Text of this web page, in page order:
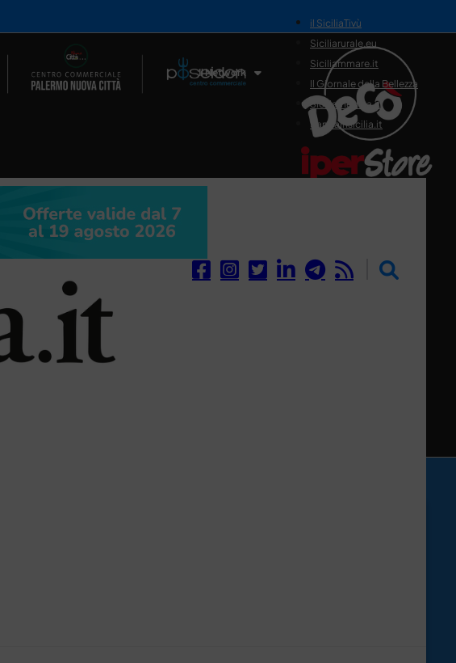
Il Network
il SiciliaTivù
Siciliarurale.eu
Siciliammare.it
Il Giornale della Bellezza
Siciliamedica.it
Sanitainsicilia.it